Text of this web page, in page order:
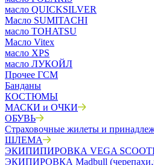
масло QUICKSILVER
Масло SUMITACHI
масло TOHATSU
Масло Vitex
масло XPS
масло ЛУКОЙЛ
Прочее ГСМ
Банданы
КОСТЮМЫ
МАСКИ и ОЧКИ
ОБУВЬ
Страховочные жилеты и
ШЛЕМА
ЭКИПИПИРОВКА VEGA
ЭКИПИРОВКА Madbull